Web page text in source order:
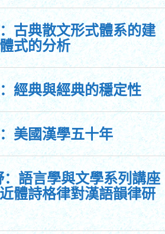
古典散文形式體系的建
式的分析
經典與經典的穩定性
美國漢學五十年
語言學與文學系列講座
體詩格律對漢語韻律研